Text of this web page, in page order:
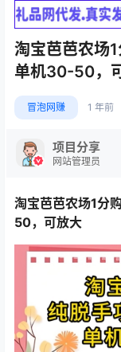
淘宝芭芭农场
单机30-50，
冒泡网赚 1 年前
项目分享
网站管理员
淘宝芭芭农场1分
50，可放大